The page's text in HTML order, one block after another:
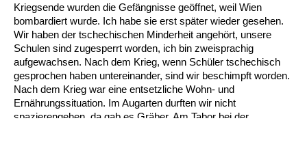
Kriegsende wurden die Gefängnisse geöffnet, weil Wien
bombardiert wurde. Ich habe sie erst später wieder gesehen.
Wir haben der tschechischen Minderheit angehört, unsere
Schulen sind zugesperrt worden, ich bin zweisprachig
aufgewachsen. Nach dem Krieg, wenn Schüler tschechisch
gesprochen haben untereinander, sind wir beschimpft worden.
Nach dem Krieg war eine entsetzliche Wohn- und
Ernährungssituation. Im Augarten durften wir nicht
spazierengehen, da gab es Gräber. Am Tabor bei der